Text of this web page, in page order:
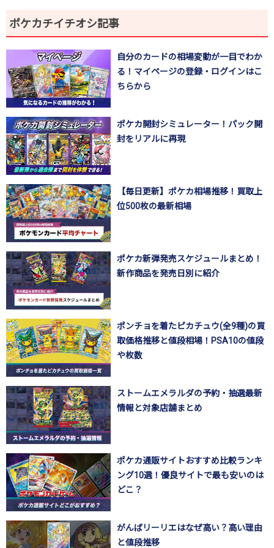
ポケカチイチオシ記事
自分のカードの相場変動が一目でわか
る！マイページの登録・ログインはこ
ちらから
ポケカ開封シミュレーター！パック開
封をリアルに再現
【毎日更新】ポケカ相場推移！買取上
位500枚の最新相場
ポケカ新弾発売スケジュールまとめ！
新作商品を発売日別に紹介
ポンチョを着たピカチュウ(全9種)の買
取価格推移と値段相場！PSA10の値段
や枚数
ストームエメラルダの予約・抽選最新
情報と対象店舗まとめ
ポケカ通販サイトおすすめ比較ランキ
ング10選！優良サイトで最も安いのは
どこ？
がんばリーリエはなぜ高い？高い理由
と値段推移